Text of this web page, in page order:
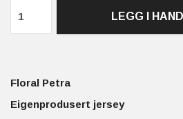
LEGG I
Floral Petra
Eigenprodusert jersey